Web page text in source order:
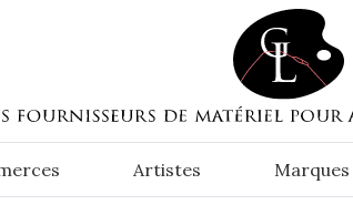
Artistes Marques